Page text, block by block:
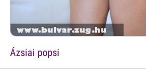
Ázsiai popsi